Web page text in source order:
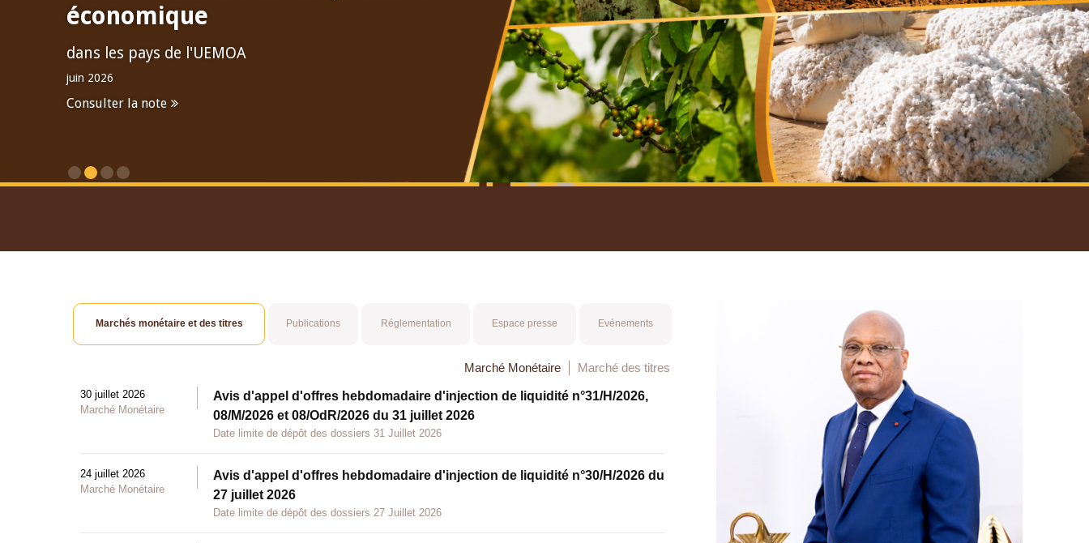
économique
dans les pays de l'UEMOA
juin 2026
Consulter la note
Marchés monétaire et des titres Publications Réglementation Espace presse Evénements
Marché Monétaire Marché des titres
30 juillet 2026
Marché Monétaire
Avis d'appel d'offres hebdomadaire d'injection de liquidité n°31/H/2026,
08/M/2026 et 08/OdR/2026 du 31 juillet 2026
Date limite de dépôt des dossiers 31 Juillet 2026
24 juillet 2026
Marché Monétaire
Avis d'appel d'offres hebdomadaire d'injection de liquidité n°30/H/2026 du
27 juillet 2026
Date limite de dépôt des dossiers 27 Juillet 2026